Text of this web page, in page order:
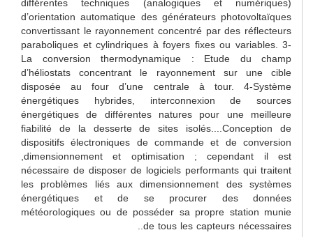
d’orientation automatique des générateurs photovoltaïques
convertissant le rayonnement concentré par des réflecteurs
paraboliques et cylindriques à foyers fixes ou variables. 3-
La conversion thermodynamique : Etude du champ
d’héliostats concentrant le rayonnement sur une cible
disposée au four d’une centrale à tour. 4-Système
énergétiques hybrides, interconnexion de sources
énergétiques de différentes natures pour une meilleure
fiabilité de la desserte de sites isolés....Conception de
dispositifs électroniques de commande et de conversion
,dimensionnement et optimisation ; cependant il est
nécessaire de disposer de logiciels performants qui traitent
les problèmes liés aux dimensionnement des systèmes
énergétiques et de se procurer des données
météorologiques ou de posséder sa propre station munie
de tous les capteurs nécessaires..